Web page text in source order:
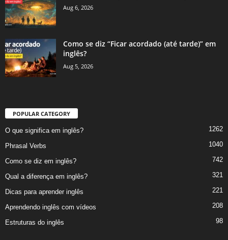
Aug 6, 2026
Como se diz “Ficar acordado (até tarde)” em
inglês?
Aug 5, 2026
POPULAR CATEGORY
O que significa em inglês? 1262
Phrasal Verbs 1040
Como se diz em inglês? 742
Qual a diferença em inglês? 321
Dicas para aprender inglês 221
Aprendendo inglês com vídeos 208
Estruturas do inglês 98